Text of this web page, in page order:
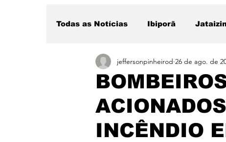
Todas as Notícias Ibiporã
Região Sertanópolis
INCÊNDIO
jeffersonpinheirod 26 de ago. de